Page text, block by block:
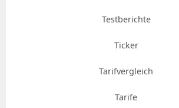
Testberichte
Ticker
Tarifvergleich
Tarife